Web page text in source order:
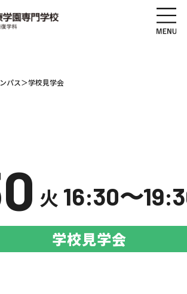
パス＞学校見学会
火 16:30〜
学校見学会